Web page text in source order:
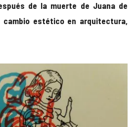
de la muerte de Juana de
estético en arquitectura,